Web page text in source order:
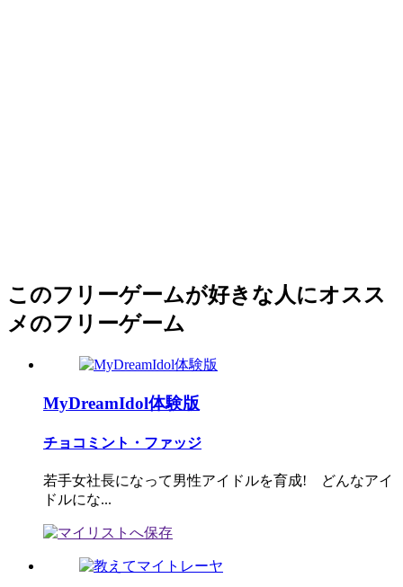
このフリーゲームが好きな人にオスス
メのフリーゲーム
MyDreamIdol体験版
チョコミント・ファッジ
若手女社長になって男性アイドルを育成! どんなアイ
ドルにな...